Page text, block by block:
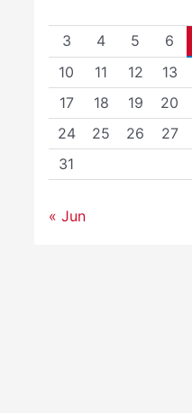
3
4 5 6
10
11 12 13
17
18 19 20
24
25 26 27
31
« Jun